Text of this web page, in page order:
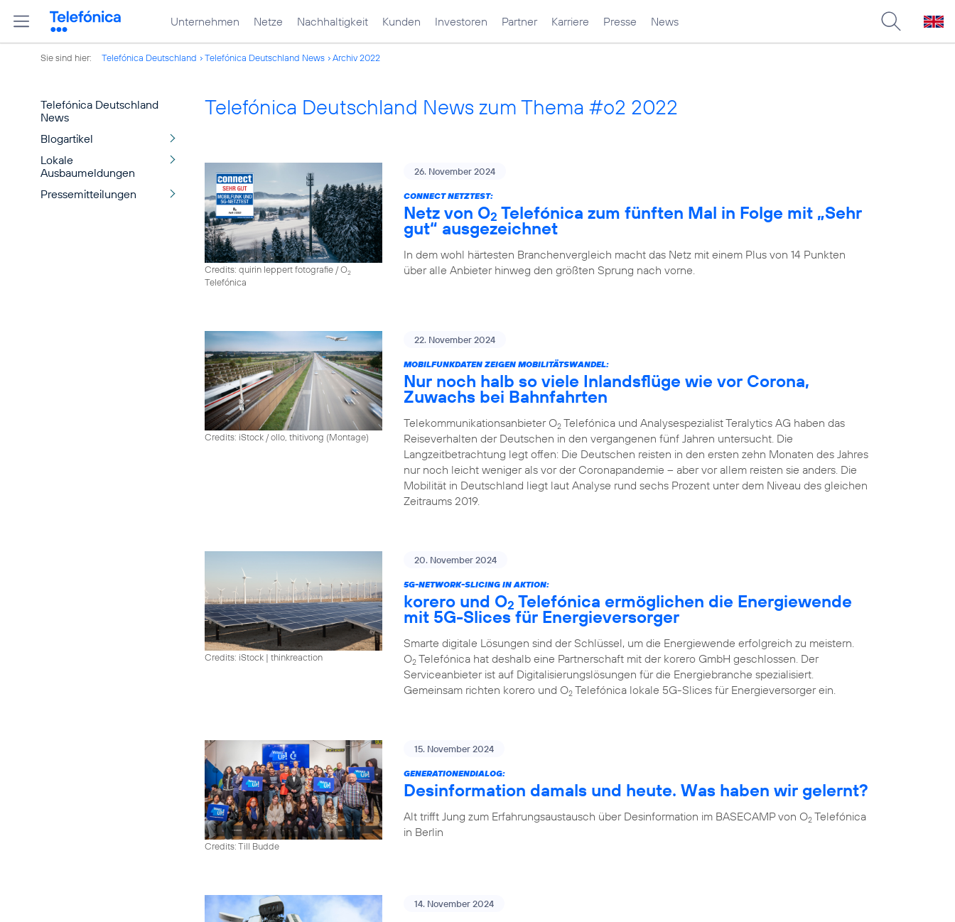
Unternehmen Netze Nachhaltigkeit Kunden Investoren Partner Karriere Presse News
Sie sind hier: Telefónica Deutschland Telefónica Deutschland News Archiv 2022
Telefónica Deutschland
News
Blogartikel
Lokale
Ausbaumeldungen
Pressemitteilungen
Telefónica Deutschland News zum Thema #o2 2022
Credits: quirin leppert fotografie / O2
Telefónica
26. November 2024
CONNECT NETZTEST:
Netz von O2 Telefónica zum fünften Mal in Folge mit „Sehr
gut“ ausgezeichnet
In dem wohl härtesten Branchenvergleich macht das Netz mit einem Plus von 14 Punkten
über alle Anbieter hinweg den größten Sprung nach vorne.
Credits: iStock / ollo, thitivong (Montage)
22. November 2024
MOBILFUNKDATEN ZEIGEN MOBILITÄTSWANDEL:
Nur noch halb so viele Inlandsflüge wie vor Corona,
Zuwachs bei Bahnfahrten
Telekommunikationsanbieter O2 Telefónica und Analysespezialist Teralytics AG haben das
Reiseverhalten der Deutschen in den vergangenen fünf Jahren untersucht. Die
Langzeitbetrachtung legt offen: Die Deutschen reisten in den ersten zehn Monaten des Jahres
nur noch leicht weniger als vor der Coronapandemie – aber vor allem reisten sie anders. Die
Mobilität in Deutschland liegt laut Analyse rund sechs Prozent unter dem Niveau des gleichen
Zeitraums 2019.
Credits: iStock | thinkreaction
20. November 2024
5G-NETWORK-SLICING IN AKTION:
korero und O2 Telefónica ermöglichen die Energiewende
mit 5G-Slices für Energieversorger
Smarte digitale Lösungen sind der Schlüssel, um die Energiewende erfolgreich zu meistern.
O2 Telefónica hat deshalb eine Partnerschaft mit der korero GmbH geschlossen. Der
Serviceanbieter ist auf Digitalisierungslösungen für die Energiebranche spezialisiert.
Gemeinsam richten korero und O2 Telefónica lokale 5G-Slices für Energieversorger ein.
Credits: Till Budde
15. November 2024
GENERATIONENDIALOG:
Desinformation damals und heute. Was haben wir gelernt?
Alt trifft Jung zum Erfahrungsaustausch über Desinformation im BASECAMP von O2 Telefónica
in Berlin
14. November 2024